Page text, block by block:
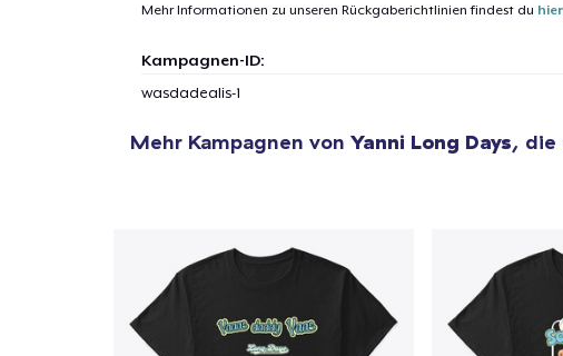
Mehr Informationen zu unseren Rückgaberichtlinien findest du hier
Kampagnen-ID:
wasdadealis-1
Mehr Kampagnen von Yanni Long Days, die
Zur Kasse
25,99 $